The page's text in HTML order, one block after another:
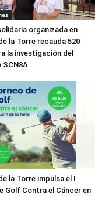
organizada en
la Torre recauda 520
la investigación del
SCN8A
la Torre impulsa el I
Golf Contra el Cáncer en